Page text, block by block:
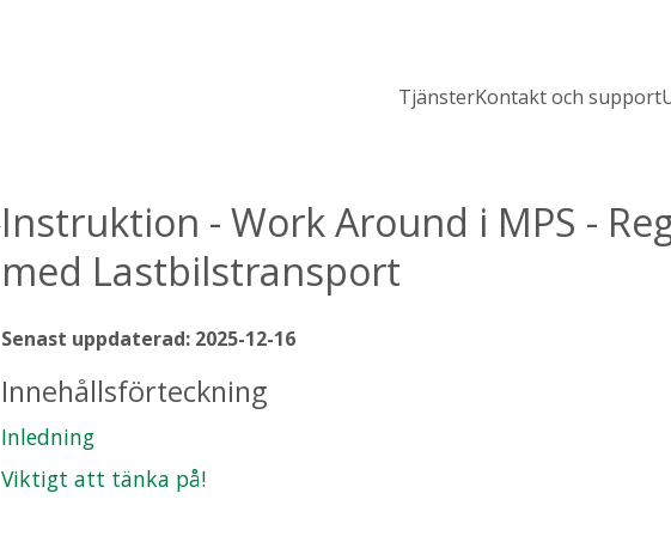
TjänsterKontakt och support
Instruktion - Work Around i MPS -
med Lastbilstransport
Senast uppdaterad: 2025-12-16
Innehållsförteckning
Inledning
Viktigt att tänka på!